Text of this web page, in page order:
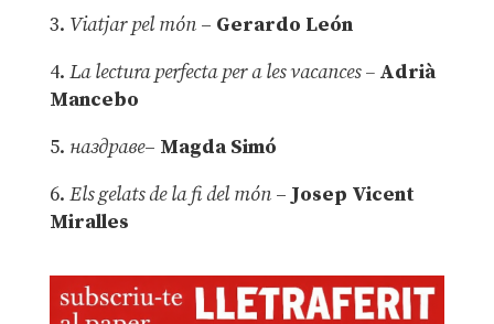
3. Viatjar pel món – Gerardo León
4. La lectura perfecta per a les vacances –Adrià
Mancebo
5. наздраве– Magda Simó
6. Els gelats de la fi del món – Josep Vicent
Miralles